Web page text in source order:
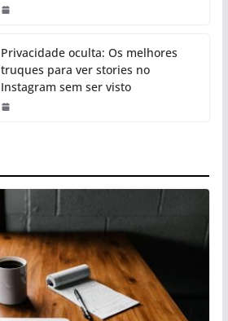
Privacidade oculta: Os melhores
truques para ver stories no
Instagram sem ser visto